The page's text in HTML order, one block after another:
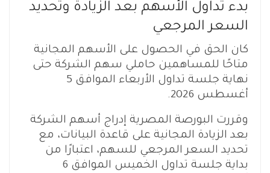
بدء تداول الأسهم بعد الزيادة وتحديد
السعر المرجعي
كان الحق في الحصول على الأسهم المجانية
متاحًا للمساهمين حاملي سهم الشركة حتى
نهاية جلسة تداول الأربعاء الموافق 5
أغسطس 2026.
وقررت البورصة المصرية إدراج أسهم الشركة
بعد الزيادة المجانية على قاعدة البيانات، مع
تحديد السعر المرجعي للسهم، اعتبارًا من
بداية جلسة تداول الخميس الموافق 6